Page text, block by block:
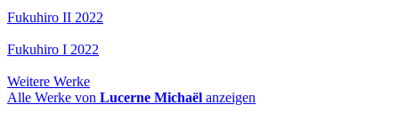
Fukuhiro II 2022
Fukuhiro I 2022
Weitere Werke
Alle Werke von Lucerne Michaël anzeigen